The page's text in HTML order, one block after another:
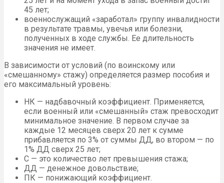
45 лет;
военнослужащий «заработал» группу инвалидности
в результате травмы, увечья или болезни,
полученных в ходе службы. Ее длительность
значения не имеет.
В зависимости от условий (по воинскому или
«смешанному» стажу) определяется размер пособия и
его максимальный уровень:
НК — надбавочный коэффициент. Применяется,
если военный или «смешанный» стаж превосходит
минимальное значение. В первом случае за
каждые 12 месяцев сверх 20 лет к сумме
прибавляется по 3% от суммы ДД, во втором — по
1% ДД сверх 25 лет;
С — это количество лет превышения стажа;
ДД — денежное довольствие;
ПК — понижающий коэффициент.